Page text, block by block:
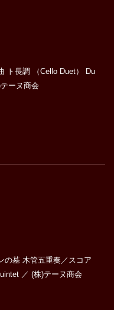
ト長調 （Cello Duet） Du
ーヌ商会
の墓 木管五重奏／スコア
／ (株)テーヌ商会